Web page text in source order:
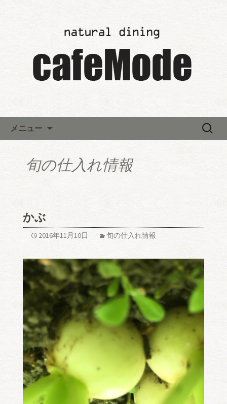
レストランウエディング「カ
フェモード～cafeMode～」か
らのお知らせ
メニュー
検
旬の仕入れ情報
かぶ
2016年11月10日 旬の仕入れ情報